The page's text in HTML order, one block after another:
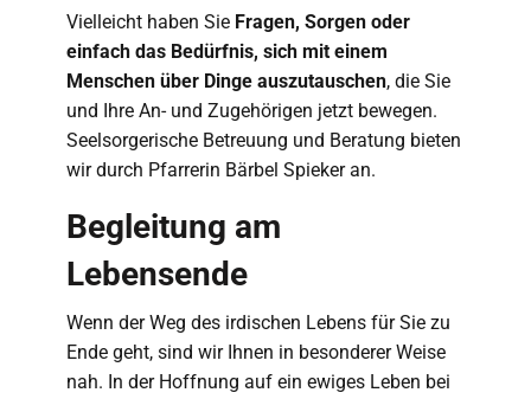
Vielleicht haben Sie Fragen, Sorgen oder
einfach das Bedürfnis, sich mit einem
Menschen über Dinge auszutauschen, die Sie
und Ihre An- und Zugehörigen jetzt bewegen.
Seelsorgerische Betreuung und Beratung bieten
wir durch Pfarrerin Bärbel Spieker an.
Begleitung am
Lebensende
Wenn der Weg des irdischen Lebens für Sie zu
Ende geht, sind wir Ihnen in besonderer Weise
nah. In der Hoffnung auf ein ewiges Leben bei